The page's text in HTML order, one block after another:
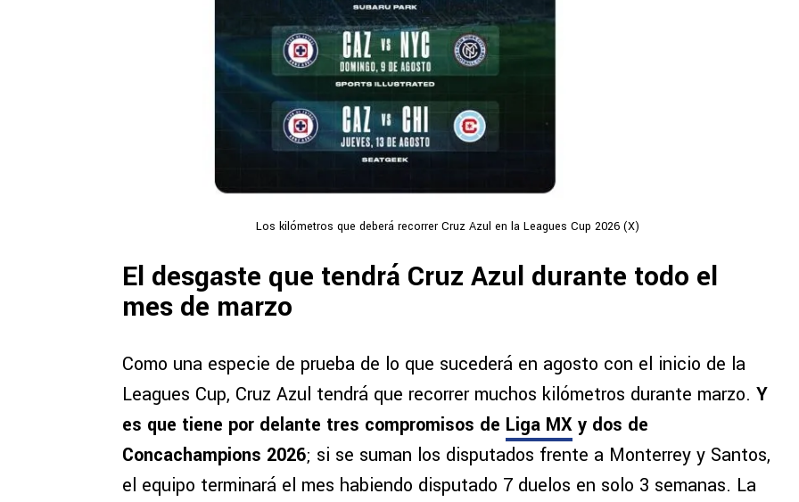
Los kilómetros que deberá recorrer Cruz Azul en la Leagues Cup 2026 (X)
El desgaste que tendrá Cruz Azul durante todo el
mes de marzo
Como una especie de prueba de lo que sucederá en agosto con el inicio de la
Leagues Cup, Cruz Azul tendrá que recorrer muchos kilómetros durante marzo. Y
es que tiene por delante tres compromisos de Liga MX y dos de
Concachampions 2026; si se suman los disputados frente a Monterrey y Santos,
el equipo terminará el mes habiendo disputado 7 duelos en solo 3 semanas. La